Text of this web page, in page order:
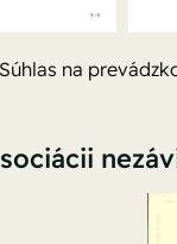
Súhlas na